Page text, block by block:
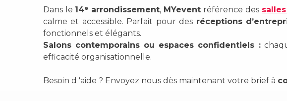
Dans le 14ᵉ arrondissement, MYevent référence des
calme et accessible. Parfait pour des réceptions
fonctionnels et élégants.
Salons contemporains ou espaces confidentiels :
efficacité organisationnelle.
Besoin d 'aide ? Envoyez nous dès maintenant votre brief à